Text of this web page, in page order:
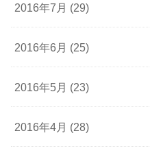
2016年7月 (29)
2016年6月 (25)
2016年5月 (23)
2016年4月 (28)